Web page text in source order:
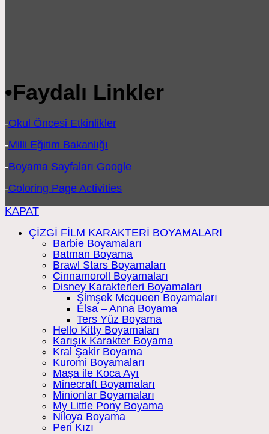
•Faydalı Linkler
-Okul Öncesi Etkinlikler
-Milli Eğitim Bakanlığı
-Boyama Sayfaları Google
-Coloring Page Activities
KAPAT
ÇİZGİ FİLM KARAKTERİ BOYAMALARI
Barbie Boyamaları
Batman Boyama
Brawl Stars Boyamaları
Cinnamoroll Boyamaları
Disney Karakterleri Boyamaları
Şimşek Mcqueen Boyamaları
Elsa – Anna Boyama
Ters Yüz Boyama
Hello Kitty Boyamaları
Karışık Karakter Boyama
Kral Şakir Boyama
Kuromi Boyamaları
Maşa ile Koca Ayı
Minecraft Boyamaları
Minionlar Boyamaları
My Little Pony Boyama
Niloya Boyama
Peri Kızı